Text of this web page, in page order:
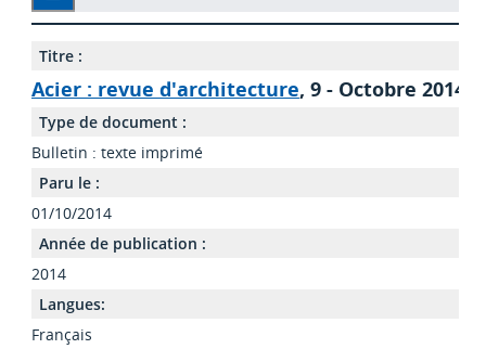
Titre :
Acier : revue d'architecture, 9 - Octobre 2014
Type de document :
Bulletin : texte imprimé
Paru le :
01/10/2014
Année de publication :
2014
Langues:
Français